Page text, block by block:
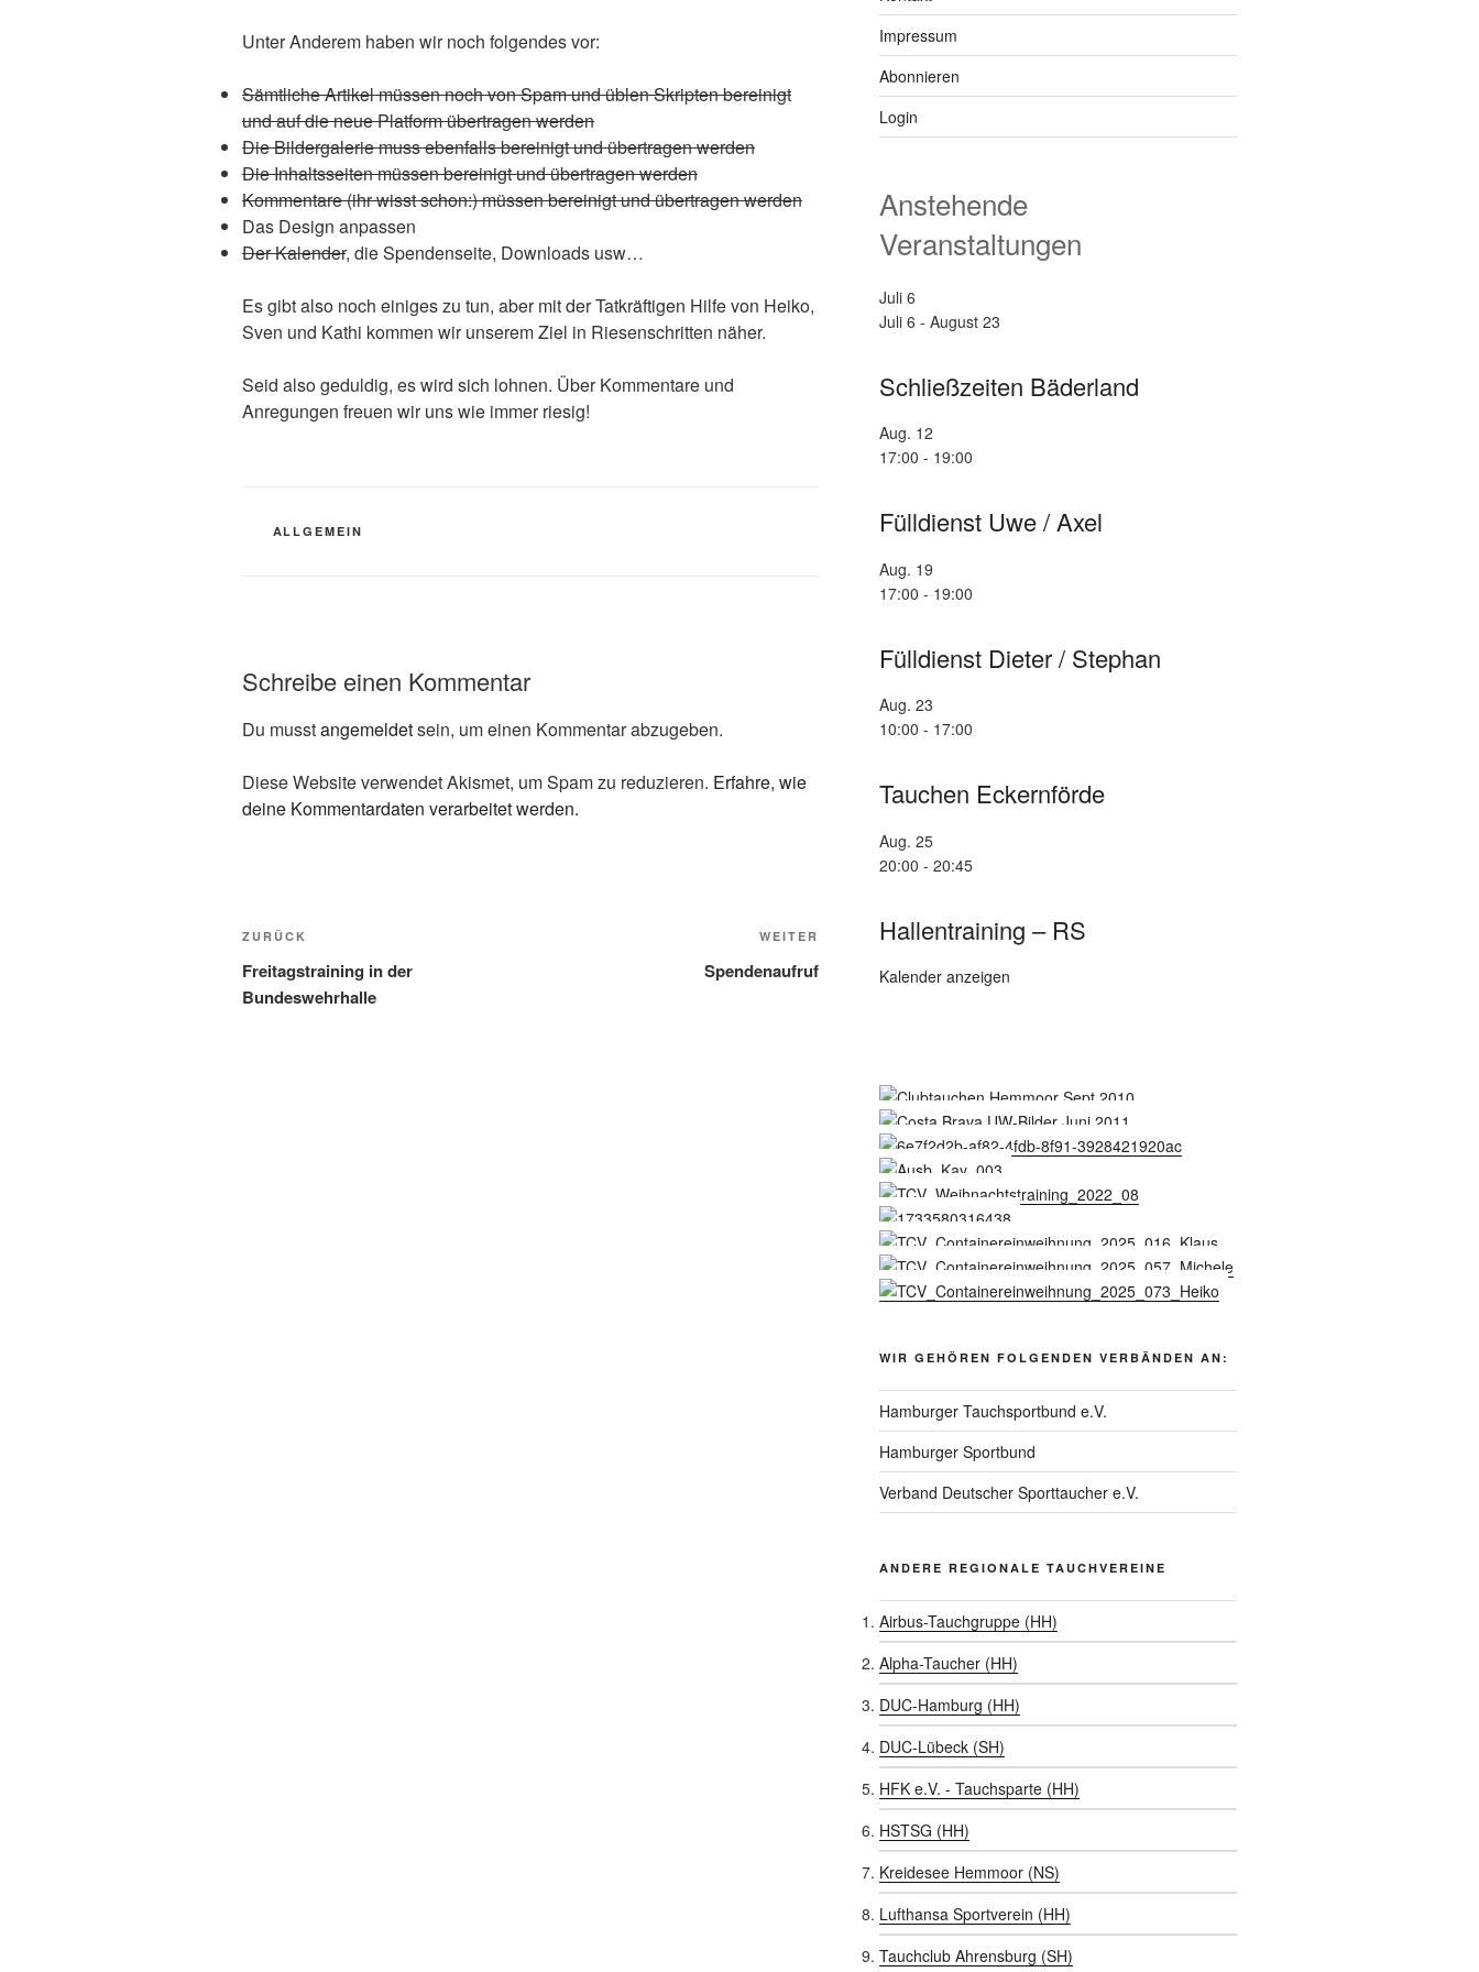
Unter Anderem haben wir noch folgendes vor:
Sämtliche Artikel müssen noch von Spam und üblen Skripten bereinigt
und auf die neue Platform übertragen werden
Die Bildergalerie muss ebenfalls bereinigt und übertragen werden
Die Inhaltsseiten müssen bereinigt und übertragen werden
Kommentare (ihr wisst schon:) müssen bereinigt und übertragen werden
Das Design anpassen
Der Kalender, die Spendenseite, Downloads usw…
Es gibt also noch einiges zu tun, aber mit der Tatkräftigen Hilfe von Heiko,
Sven und Kathi kommen wir unserem Ziel in Riesenschritten näher.
Seid also geduldig, es wird sich lohnen. Über Kommentare und
Anregungen freuen wir uns wie immer riesig!
KATEGORIEN
ALLGEMEIN
Schreibe einen Kommentar
Du musstangemeldetsein, um einen Kommentar abzugeben.
Diese Website verwendet Akismet, um Spam zu reduzieren. Erfahre, wie
deine Kommentardaten verarbeitet werden.
Beitragsnavigation
Vorheriger
Beitrag
ZURÜCK
Freitagstraining in der
Bundeswehrhalle
Nächster
Beitrag
WEITER
Spendenaufruf
Impressum
Abonnieren
Login
Anstehende
Veranstaltungen
Juli 6
Juli 6 - August 23
Schließzeiten Bäderland
Aug. 12
17:00 - 19:00
Fülldienst Uwe / Axel
Aug. 19
17:00 - 19:00
Fülldienst Dieter / Stephan
Aug. 23
10:00 - 17:00
Tauchen Eckernförde
Aug. 25
20:00 - 20:45
Hallentraining – RS
Kalender anzeigen
WIR GEHÖREN FOLGENDEN VERBÄNDEN AN:
Hamburger Tauchsportbund e.V.
Hamburger Sportbund
Verband Deutscher Sporttaucher e.V.
ANDERE REGIONALE TAUCHVEREINE
Airbus-Tauchgruppe (HH)
Alpha-Taucher (HH)
DUC-Hamburg (HH)
DUC-Lübeck (SH)
HFK e.V. - Tauchsparte (HH)
HSTSG (HH)
Kreidesee Hemmoor (NS)
Lufthansa Sportverein (HH)
Tauchclub Ahrensburg (SH)